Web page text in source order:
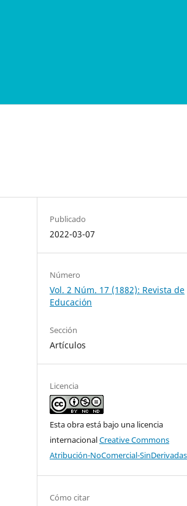
Publicado
2022-03-07
Número
Vol. 2 Núm. 17 (1882): Revista de
Educación
Sección
Artículos
Licencia
Esta obra está bajo una licencia
internacionalCreative Commons
Atribución-NoComercial-
Cómo citar